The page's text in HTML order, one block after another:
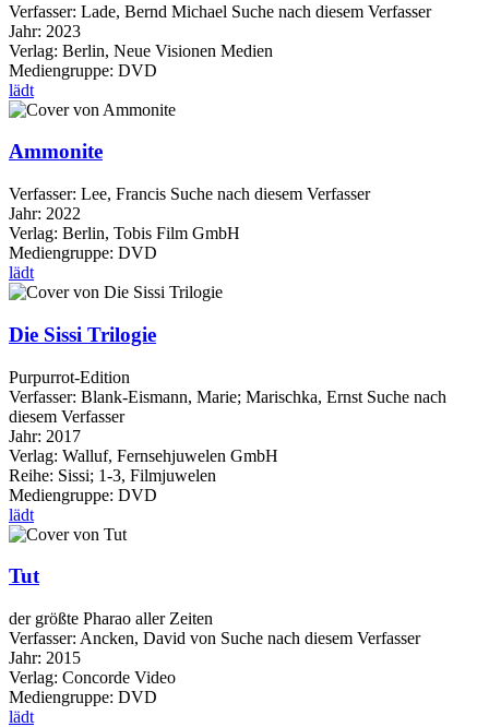
Verfasser: Lade, Bernd Michael Suche nach diesem Verfasser
Jahr: 2023
Verlag: Berlin, Neue Visionen Medien
Mediengruppe: DVD
lädt
Ammonite
Verfasser: Lee, Francis Suche nach diesem Verfasser
Jahr: 2022
Verlag: Berlin, Tobis Film GmbH
Mediengruppe: DVD
lädt
Die Sissi Trilogie
Purpurrot-Edition
Verfasser: Blank-Eismann, Marie; Marischka, Ernst Suche nach
diesem Verfasser
Jahr: 2017
Verlag: Walluf, Fernsehjuwelen GmbH
Reihe: Sissi; 1-3, Filmjuwelen
Mediengruppe: DVD
lädt
Tut
der größte Pharao aller Zeiten
Verfasser: Ancken, David von Suche nach diesem Verfasser
Jahr: 2015
Verlag: Concorde Video
Mediengruppe: DVD
lädt